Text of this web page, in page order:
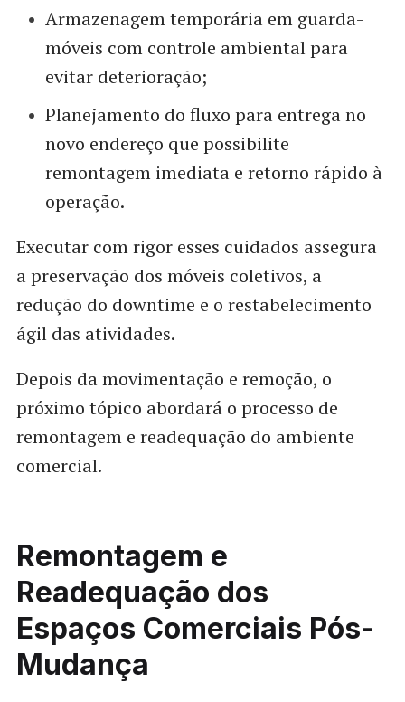
Armazenagem temporária em guarda-
móveis com controle ambiental para
evitar deterioração;
Planejamento do fluxo para entrega no
novo endereço que possibilite
remontagem imediata e retorno rápido à
operação.
Executar com rigor esses cuidados assegura
a preservação dos móveis coletivos, a
redução do downtime e o restabelecimento
ágil das atividades.
Depois da movimentação e remoção, o
próximo tópico abordará o processo de
remontagem e readequação do ambiente
comercial.
Remontagem e
Readequação dos
Espaços Comerciais Pós-
Mudança